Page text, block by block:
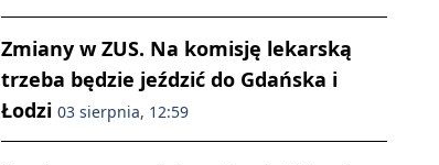
Zmiany w ZUS. Na komisję lekarską
trzeba będzie jeździć do Gdańska i
Łodzi 03 sierpnia, 12:59